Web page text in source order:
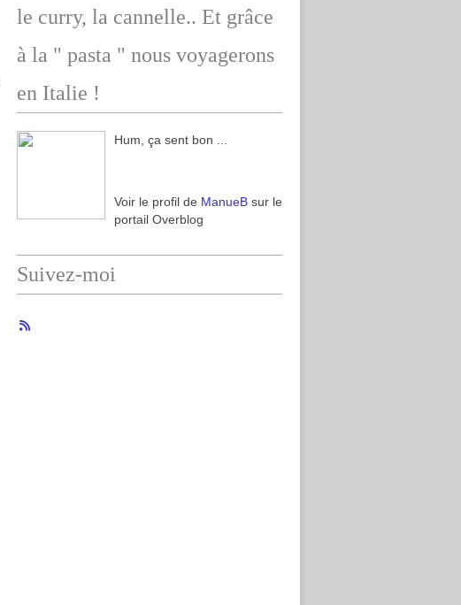
le curry, la cannelle.. Et grâce
à la " pasta " nous voyagerons
en Italie !
Hum, ça sent bon ...
Voir le profil de ManueB sur le
portail Overblog
Suivez-moi